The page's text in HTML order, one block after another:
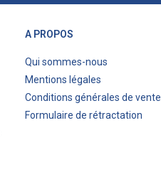
A PROPOS
Qui sommes-nous
Mentions légales
Conditions générales de vente
Formulaire de rétractation